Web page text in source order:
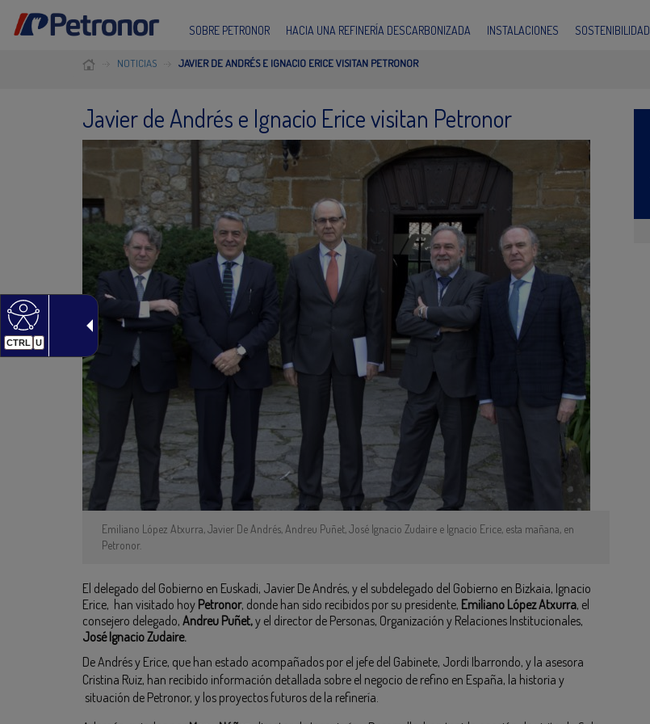
CTRL U
SOBRE PETRONOR HACIA UNA REFINERÍA DESCARBONIZADA INSTALACIONES SOSTENIBILIDAD
NOTICIAS JAVIER DE ANDRÉS E IGNACIO ERICE VISITAN PETRONOR
Javier de Andrés e Ignacio Erice visitan Petronor
Emiliano López Atxurra, Javier De Andrés, Andreu Puñet, José Ignacio Zudaire e Ignacio Erice, esta mañana, en
Petronor.
El delegado del Gobierno en Euskadi, Javier De Andrés, y el subdelegado del Gobierno en Bizkaia, Ignacio
Erice, han visitado hoy Petronor, donde han sido recibidos por su presidente, Emiliano López Atxurra, el
consejero delegado, Andreu Puñet,y el director de Personas, Organización y Relaciones Institucionales,
José Ignacio Zudaire.
De Andrés y Erice, que han estado acompañados por el jefe del Gabinete, Jordi Ibarrondo, y la asesora
Cristina Ruiz, han recibido información detallada sobre el negocio de refino en España, la historia y
situación de Petronor, y los proyectos futuros de la refinería.